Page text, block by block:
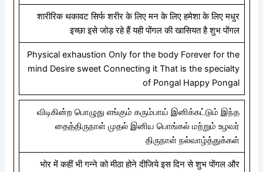
शारीरिक थकावट सिर्फ शरीर के लिए मन के लिए हमेशा के लिए मधुर
इच्छा इसे जोड़ रहे हैं यही पोंगल की खासियत है शुभ पोंगल
Physical exhaustion Only for the body Forever for the
mind Desire sweet Connecting it That is the specialty
of Pongal Happy Pongal
விடிகின்ற பொழுது எங்கும் கரும்பாய் இனிக்கட்டும் இந்த
தைத்திருநாள் முதல் இனிய பொங்கல் மற்றும் உழவர்
திருநாள் நல்வாழ்த்துக்கள்
भोर में कहीं भी गन्ने को मीठा होने दीजिये इस दिन से शुभ पोंगल और